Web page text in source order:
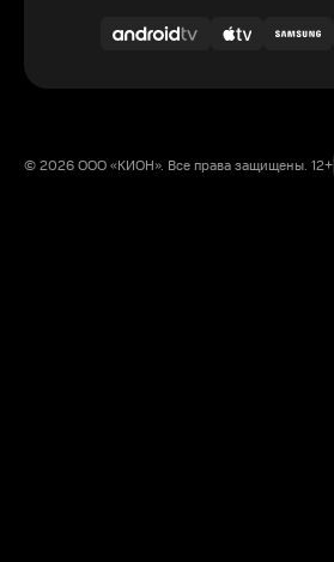
© 2026 ООО «КИОН». Все права защищены. 12+